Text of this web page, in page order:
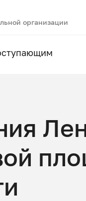
организации